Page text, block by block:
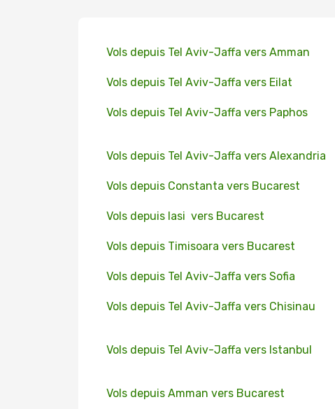
Vols depuis Tel Aviv-Jaffa vers Amman
Vols depuis Tel Aviv-Jaffa vers Eilat
Vols depuis Tel Aviv-Jaffa vers Paphos
Vols depuis Tel Aviv-Jaffa vers Alexandria
Vols depuis Constanta vers Bucarest
Vols depuis Iasi vers Bucarest
Vols depuis Timisoara vers Bucarest
Vols depuis Tel Aviv-Jaffa vers Sofia
Vols depuis Tel Aviv-Jaffa vers Chisinau
Vols depuis Tel Aviv-Jaffa vers Istanbul
Vols depuis Amman vers Bucarest